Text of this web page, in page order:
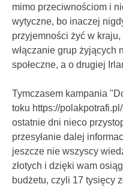
mimo przeciwnościom i
wytyczne, bo inaczej
przyjemności żyć w
włączanie grup żyjących
społeczne, a o drugiej
Tymczasem kampania
toku https://
ostatnie dni nieco
przesyłanie dalej
jeszcze nie wszyscy
złotych i dzięki wam
budżetu, czyli 17 tysięcy